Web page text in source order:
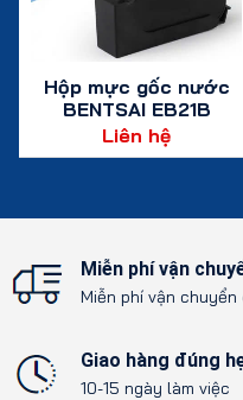
Hộp mực gốc nước
BENTSAI EB21B
Màu đen – 1
hộp/42ml
Liên hệ
Miễn phí vận
Miễn phí vận
Giao hàng đúng
10-15 ngày làm việc